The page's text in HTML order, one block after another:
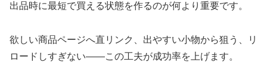
出品時に最短で買える状態を作るのが何より重要です。
欲しい商品ページへ直リンク、出やすい小物から狙う、リ
ロードしすぎない——この工夫が成功率を上げます。